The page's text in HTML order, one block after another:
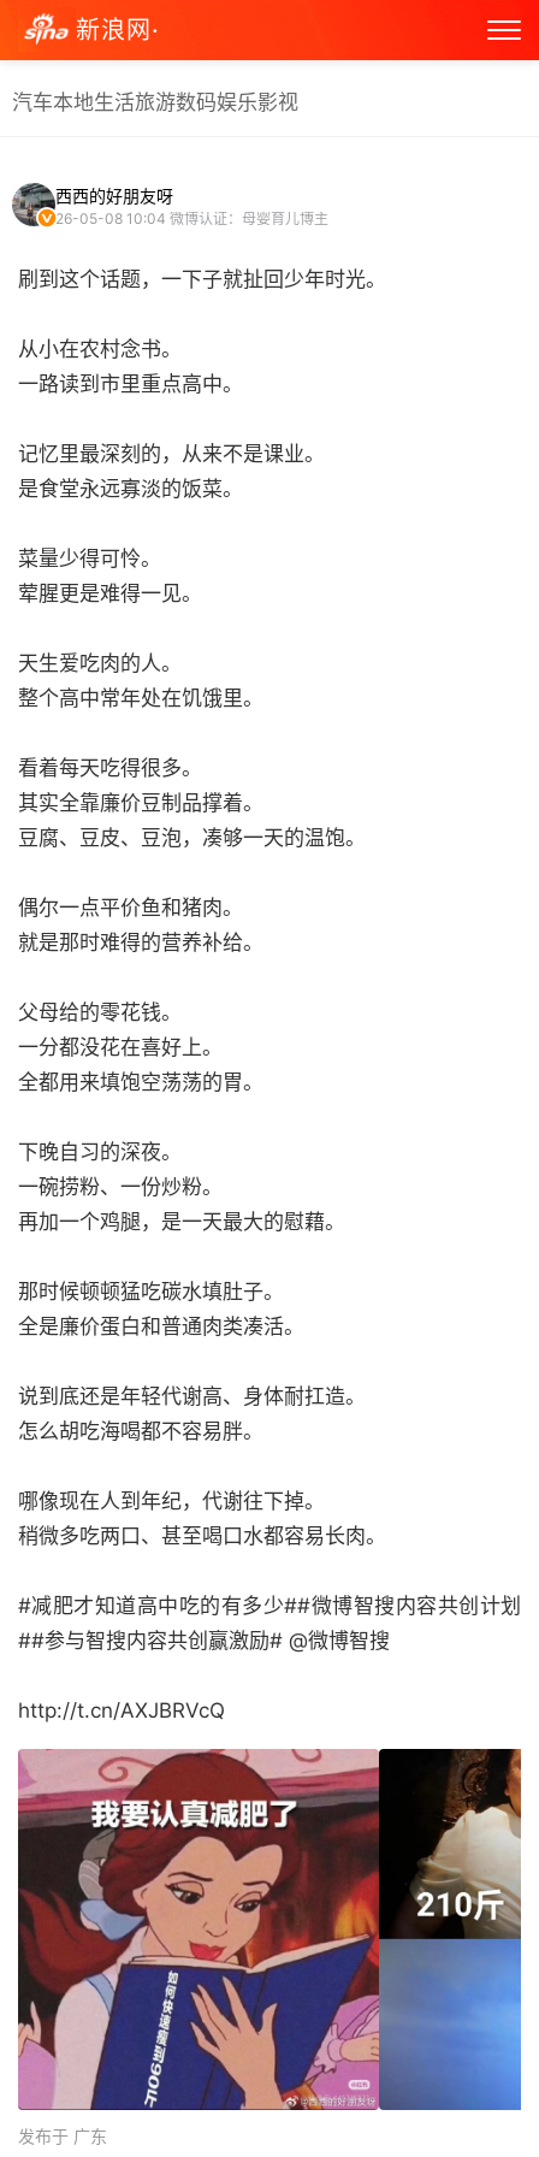
新浪网·
汽车本地生活旅游数码娱乐影视
西西的好朋友呀
26-05-08 10:04 微博认证：母婴育儿博主
刷到这个话题，一下子就扯回少年时光。
从小在农村念书。
一路读到市里重点高中。
记忆里最深刻的，从来不是课业。
是食堂永远寡淡的饭菜。
菜量少得可怜。
荤腥更是难得一见。
天生爱吃肉的人。
整个高中常年处在饥饿里。
看着每天吃得很多。
其实全靠廉价豆制品撑着。
豆腐、豆皮、豆泡，凑够一天的温饱。
偶尔一点平价鱼和猪肉。
就是那时难得的营养补给。
父母给的零花钱。
一分都没花在喜好上。
全都用来填饱空荡荡的胃。
下晚自习的深夜。
一碗捞粉、一份炒粉。
再加一个鸡腿，是一天最大的慰藉。
那时候顿顿猛吃碳水填肚子。
全是廉价蛋白和普通肉类凑活。
说到底还是年轻代谢高、身体耐扛造。
怎么胡吃海喝都不容易胖。
哪像现在人到年纪，代谢往下掉。
稍微多吃两口、甚至喝口水都容易长肉。
#减肥才知道高中吃的有多少##微博智搜内容共创计划
##参与智搜内容共创赢激励# @微博智搜
http://t.cn/AXJBRVcQ
发布于 广东